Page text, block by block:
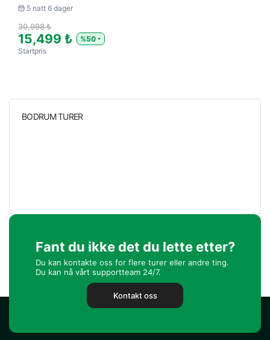
5 natt 6 dager
30,998 ₺
15,499 ₺
%50
Startpris
BODRUM TURER
Fant du ikke det du lette etter?
Du kan kontakte oss for flere turer eller andre ting.
Du kan nå vårt supportteam 24/7.
Kontakt oss